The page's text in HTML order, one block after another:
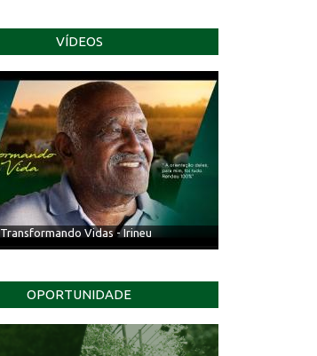
VÍDEOS
Vidas - Irineu
OPORTUNIDADE
para o Senar Conecta 2026